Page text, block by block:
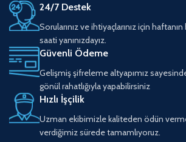
24/7 Destek
Sorularınız ve ihtiyaçlarınız için
saati yanınızdayız.
Güvenli Ödeme
Gelişmiş şifreleme altyapımız
gönül rahatlığıyla yapabilirsiniz
Hızlı İşçilik
Uzman ekibimizle kaliteden ödün
verdiğimiz sürede tamamlıyoruz.